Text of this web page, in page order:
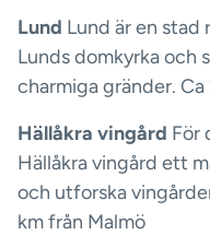
Lund Lund är en stad
Lunds domkyrka och
charmiga gränder.
Hällåkra vingård För
Hällåkra vingård ett
och utforska
km från Malmö